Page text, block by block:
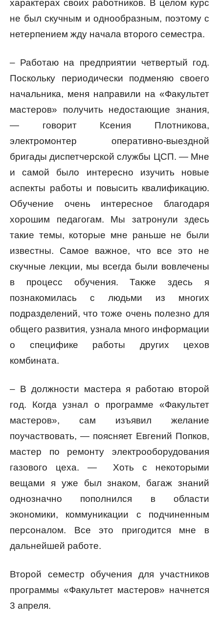
характерах своих работников. В целом курс
не был скучным и однообразным, поэтому с
нетерпением жду начала второго семестра.
– Работаю на предприятии четвертый год.
Поскольку периодически подменяю своего
начальника, меня направили на «Факультет
мастеров» получить недостающие знания,
— говорит Ксения Плотникова,
электромонтер оперативно-выездной
бригады диспетчерской службы ЦСП. — Мне
и самой было интересно изучить новые
аспекты работы и повысить квалификацию.
Обучение очень интересное благодаря
хорошим педагогам. Мы затронули здесь
такие темы, которые мне раньше не были
известны. Самое важное, что все это не
скучные лекции, мы всегда были вовлечены
в процесс обучения. Также здесь я
познакомилась с людьми из многих
подразделений, что тоже очень полезно для
общего развития, узнала много информации
о специфике работы других цехов
комбината.
– В должности мастера я работаю второй
год. Когда узнал о программе «Факультет
мастеров», сам изъявил желание
поучаствовать, — поясняет Евгений Попков,
мастер по ремонту электрооборудования
газового цеха. — Хоть с некоторыми
вещами я уже был знаком, багаж знаний
однозначно пополнился в области
экономики, коммуникации с подчиненным
персоналом. Все это пригодится мне в
дальнейшей работе.
Второй семестр обучения для участников
программы «Факультет мастеров» начнется
3 апреля.